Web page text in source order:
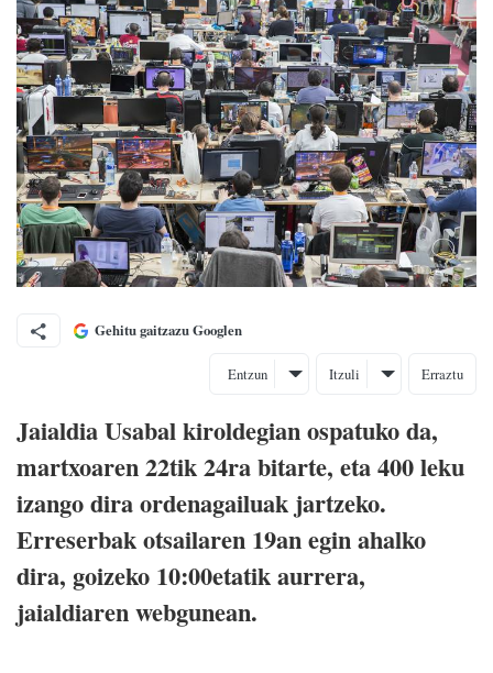
Gehitu gaitzazu Googlen
Entzun Itzuli Erraztu
Jaialdia Usabal kiroldegian ospatuko da,
martxoaren 22tik 24ra bitarte, eta 400 leku
izango dira ordenagailuak jartzeko.
Erreserbak otsailaren 19an egin ahalko
dira, goizeko 10:00etatik aurrera,
jaialdiaren webgunean.